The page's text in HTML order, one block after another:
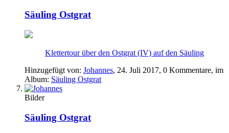
Säuling Ostgrat
Klettertour über den Ostgrat (IV) auf den Säuling
Hinzugefügt von: Johannes, 24. Juli 2017, 0 Kommentare, im
Album: Säuling Ostgrat
Bilder
Säuling Ostgrat